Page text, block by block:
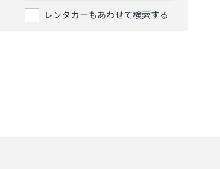
レンタカーもあわせて検索する